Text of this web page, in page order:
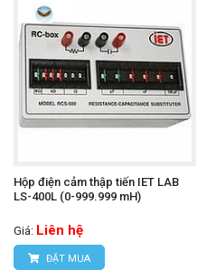
Hộp điện cảm thập tiến IET LAB
LS-400L (0-999.999 mH)
Giá: Liên hệ
ĐẶT MUA